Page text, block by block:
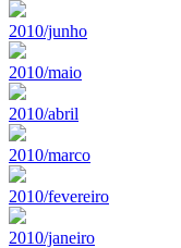
2010/junho
2010/maio
2010/abril
2010/marco
2010/fevereiro
2010/janeiro